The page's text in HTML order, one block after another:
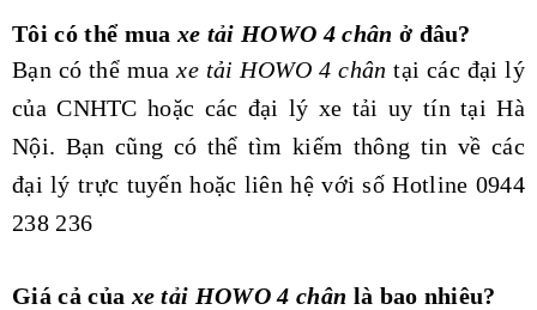
Tôi có thể mua xe tải HOWO 4 chân ở đâu?
Bạn có thể muaxe tải HOWO 4 chân tại các đại lý
của CNHTC hoặc các đại lý xe tải uy tín tại Hà
Nội. Bạn cũng có thể tìm kiếm thông tin về các
đại lý trực tuyến hoặc liên hệ với số Hotline 0944
238 236
Giá cả của xe tải HOWO 4 chân là bao nhiêu?